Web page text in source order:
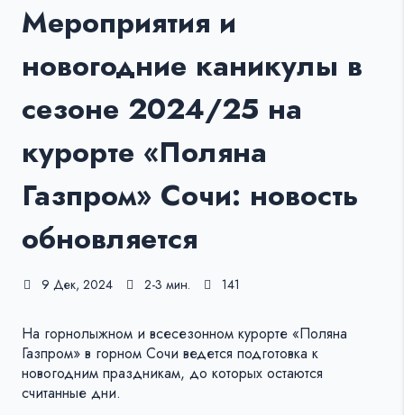
Мероприятия и
новогодние каникулы в
сезоне 2024/25 на
курорте «Поляна
Газпром» Сочи: новость
обновляется
9 Дек, 2024 2-3 мин. 141
На горнолыжном и всесезонном курорте «Поляна
Газпром» в горном Сочи ведется подготовка к
новогодним праздникам, до которых остаются
считанные дни.